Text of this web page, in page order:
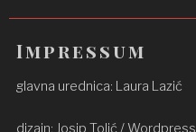
Impressum
glavna urednica: Laura Lazić
dizajn: Josip Tolić / Wordpress